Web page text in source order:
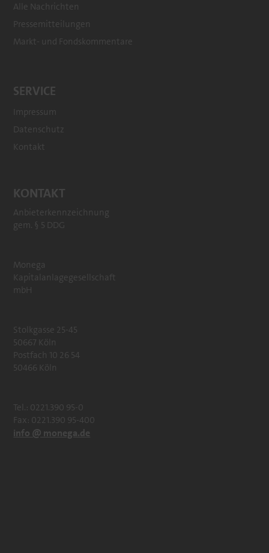
Alle Nachrichten
Pressemitteilungen
Markt- und Fondskommentare
SERVICE
Impressum
Datenschutz
Kontakt
KONTAKT
Anbieterkennzeichnung
gem. § 5 DDG
Monega
Kapitalanlagegesellschaft
mbH
Stolkgasse 25-45
50667 Köln
Postfach 10 26 54
50466 Köln
Tel.: 0221.390 95-0
Fax: 0221.390 95-400
info @ monega.de